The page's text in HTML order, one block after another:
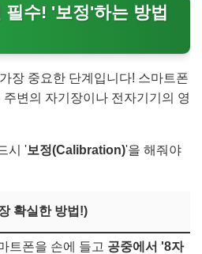
필수! '보정'하는 방법
장 중요한 단계입니다! 스마트폰
변의 자기장이나 전자기기의 영
시 '보정(Calibration)'을 해줘야
확실한 방법!)
트폰을 손에 들고 공중에서 '8자